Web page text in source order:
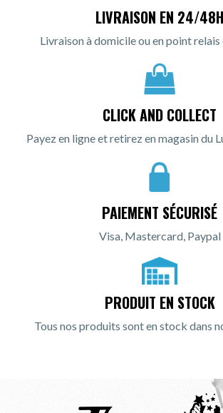
LIVRAISON EN 24/48H
Livraison à domicile ou en point relais
CLICK AND COLLECT
Payez en ligne et retirez en magasin du
PAIEMENT SÉCURISÉ
Visa, Mastercard, Paypal
PRODUIT EN STOCK
Tous nos produits sont en stock dans